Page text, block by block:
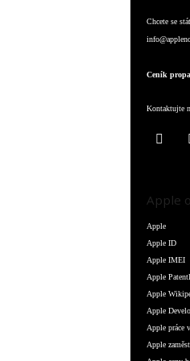
Chcete se
Ceník
Kontaktujte
Apple
Apple
Apple ID
Apple IMEI
Apple
Apple
Apple
Apple práce
Apple